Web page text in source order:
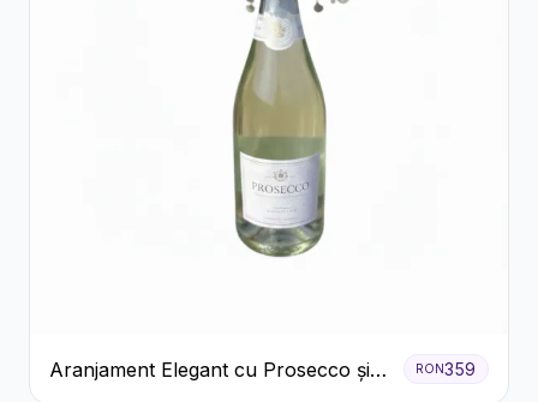
Aranjament Elegant cu Prosecco și
RON359